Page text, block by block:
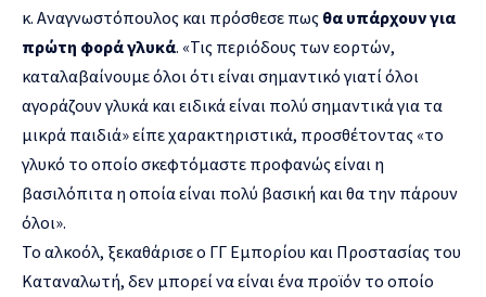
κ. Αναγνωστόπουλος και πρόσθεσε πως θα υπάρχουν για
πρώτη φορά γλυκά. «Τις περιόδους των εορτών,
καταλαβαίνουμε όλοι ότι είναι σημαντικό γιατί όλοι
αγοράζουν γλυκά και ειδικά είναι πολύ σημαντικά για τα
μικρά παιδιά» είπε χαρακτηριστικά, προσθέτοντας «το
γλυκό το οποίο σκεφτόμαστε προφανώς είναι η
βασιλόπιτα η οποία είναι πολύ βασική και θα την πάρουν
όλοι».
Το αλκοόλ, ξεκαθάρισε ο ΓΓ Εμπορίου και Προστασίας του
Καταναλωτή, δεν μπορεί να είναι ένα προϊόν το οποίο